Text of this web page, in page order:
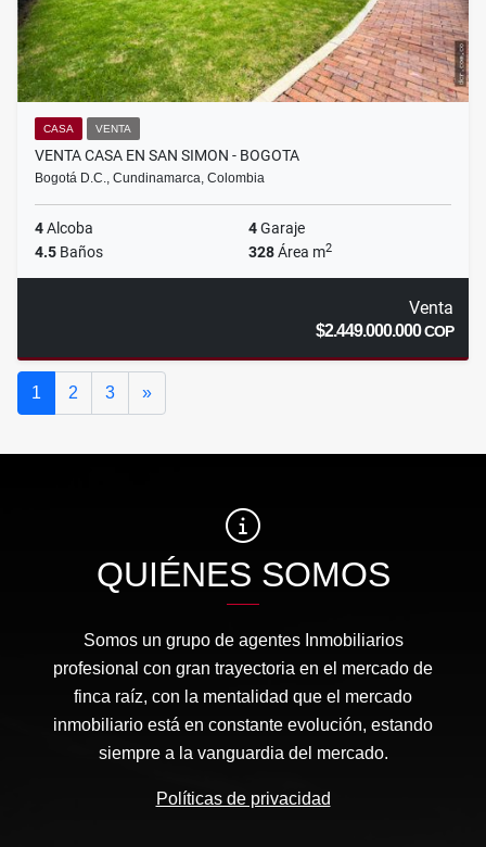
CASA VENTA
VENTA CASA EN SAN SIMON - BOGOTA
Bogotá D.C., Cundinamarca, Colombia
4Alcoba 4Garaje
4.5 Baños 328Área m2
Venta
$2.449.000.000COP
1 2 3 »Siguiente
QUIÉNES SOMOS
Somos un grupo de agentes Inmobiliarios
profesional con gran trayectoria en el mercado de
finca raíz, con la mentalidad que el mercado
inmobiliario está en constante evolución, estando
siempre a la vanguardia del mercado.
Políticas de privacidad